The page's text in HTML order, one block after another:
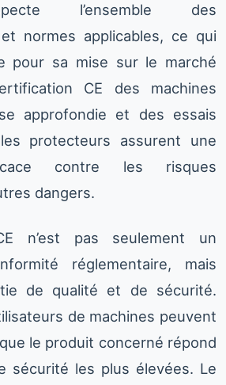
l’ensemble des
normes applicables, ce qui
pour sa mise sur le marché
CE des machines
approfondie et des essais
protecteurs assurent une
contre les risques
dangers.
n’est pas seulement un
réglementaire, mais
de qualité et de sécurité.
de machines peuvent
le produit concerné répond
sécurité les plus élevées. Le